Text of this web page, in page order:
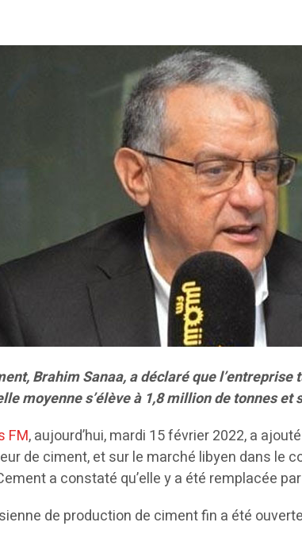
Brahim Sanaa, a déclaré que
moyenne s’élève à 1,8 million de tonnes et
FM, aujourd’hui, mardi 15 février 2022, a
de ciment, et sur le marché libyen dans le
a constaté qu’elle y a été remplacée
de production de ciment fin a été